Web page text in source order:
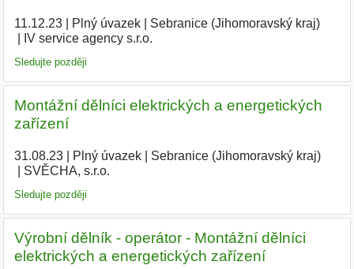
11.12.23| Plný úvazek| Sebranice (Jihomoravský kraj)|
IV service agency s.r.o.
Sledujte později
Montážní dělníci elektrických a energetických
zařízení
31.08.23| Plný úvazek| Sebranice (Jihomoravský kraj)|
SVĚCHA, s.r.o.
Sledujte později
Výrobní dělník - operátor - Montážní dělníci
elektrických a energetických zařízení